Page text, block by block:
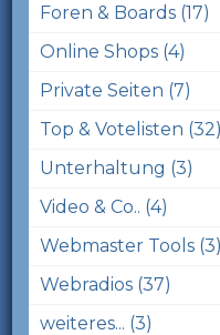
Foren & Boards (17)
Online Shops (4)
Private Seiten (7)
Top & Votelisten (32)
Unterhaltung (3)
Video & Co.. (4)
Webmaster Tools (3)
Webradios (37)
weiteres... (3)